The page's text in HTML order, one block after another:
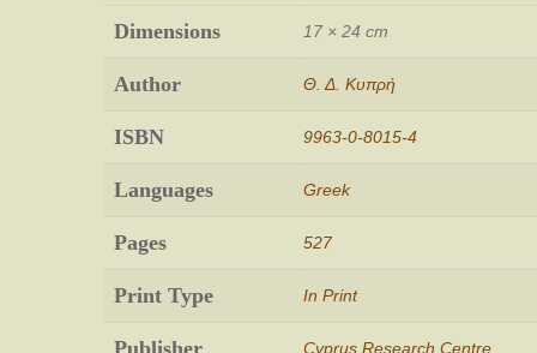
Dimensions 17 × 24 cm
Author Θ. Δ. Κυπρή
ISBN 9963-0-8015-4
Languages Greek
Pages 527
Print Type In Print
Cyprus Research Centre